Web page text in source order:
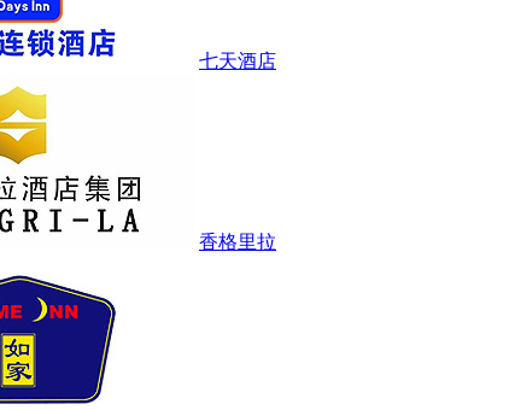
七天酒店
香格里拉